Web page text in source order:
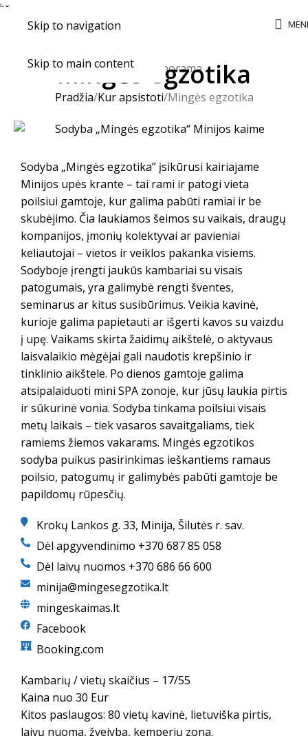
Skip to navigation
Skip to main content
Mingės egzotika
Pradžia Kur apsistoti Mingės egzotika
Sodyba „Mingės egzotika” įsikūrusi kairiajame
Minijos upės krante – tai rami ir patogi vieta
poilsiui gamtoje, kur galima pabūti ramiai ir be
skubėjimo. Čia laukiamos šeimos su vaikais, draugų
kompanijos, įmonių kolektyvai ar pavieniai
keliautojai – vietos ir veiklos pakanka visiems.
Sodyboje įrengti jaukūs kambariai su visais
patogumais, yra galimybė rengti šventes,
seminarus ar kitus susibūrimus. Veikia kavinė,
kurioje galima papietauti ar išgerti kavos su vaizdu
į upę. Vaikams skirta žaidimų aikštelė, o aktyvaus
laisvalaikio mėgėjai gali naudotis krepšinio ir
tinklinio aikštele. Po dienos gamtoje galima
atsipalaiduoti mini SPA zonoje, kur jūsų laukia pirtis
ir sūkurinė vonia. Sodyba tinkama poilsiui visais
metų laikais – tiek vasaros savaitgaliams, tiek
ramiems žiemos vakarams. Mingės egzotikos
sodyba puikus pasirinkimas ieškantiems ramaus
poilsio, patogumų ir galimybės pabūti gamtoje be
papildomų rūpesčių.
Krokų Lankos g. 33, Minija, Šilutės r. sav.
Dėl apgyvendinimo +370 687 85 058
Dėl laivų nuomos +370 686 66 600
minija@mingesegzotika.lt
mingeskaimas.lt
Facebook
Booking.com
Kambarių / vietų skaičius – 17/55
Kaina nuo 30 Eur
Kitos paslaugos: 80 vietų kavinė, lietuviška pirtis,
laivų nuoma, žvejyba, kemperių zona.